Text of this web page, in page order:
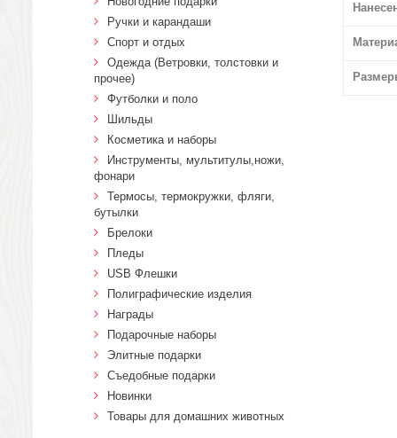
Ручки и карандаши
Спорт и отдых
Одежда (Ветровки, толстовки и
прочее)
Футболки и поло
Шильды
Косметика и наборы
Инструменты, мультитулы,ножи,
фонари
Термосы, термокружки, фляги,
бутылки
Брелоки
Пледы
USB Флешки
Полиграфические изделия
Награды
Подарочные наборы
Элитные подарки
Cъедобные подарки
Новинки
Товары для домашних животных